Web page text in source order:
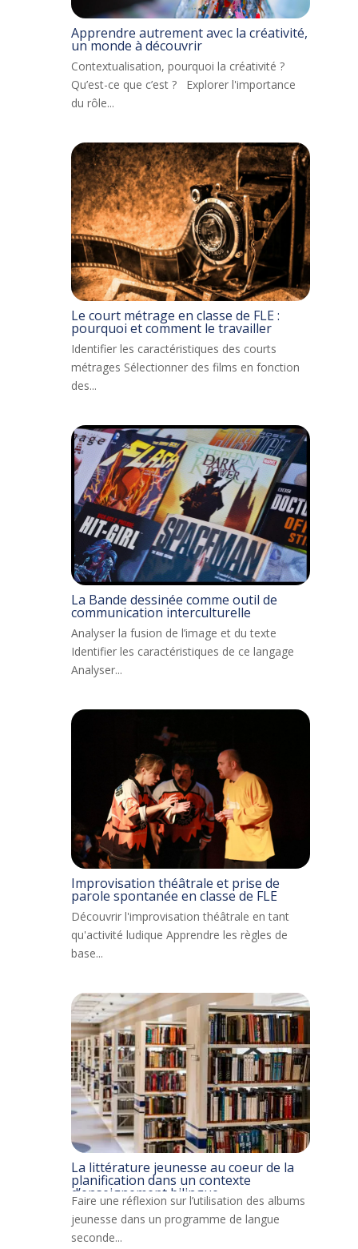
Apprendre autrement avec la créativité,
un monde à découvrir
Contextualisation, pourquoi la créativité ?
Qu’est-ce que c’est ? Explorer l'importance
du rôle...
Le court métrage en classe de FLE :
pourquoi et comment le travailler
Identifier les caractéristiques des courts
métrages Sélectionner des films en fonction
des...
La Bande dessinée comme outil de
communication interculturelle
Analyser la fusion de l’image et du texte
Identifier les caractéristiques de ce langage
Analyser...
Improvisation théâtrale et prise de
parole spontanée en classe de FLE
Découvrir l'improvisation théâtrale en tant
qu'activité ludique Apprendre les règles de
base...
La littérature jeunesse au coeur de la
planification dans un contexte
d’enseignement bilingue
Faire une réflexion sur l’utilisation des albums
jeunesse dans un programme de langue
seconde...